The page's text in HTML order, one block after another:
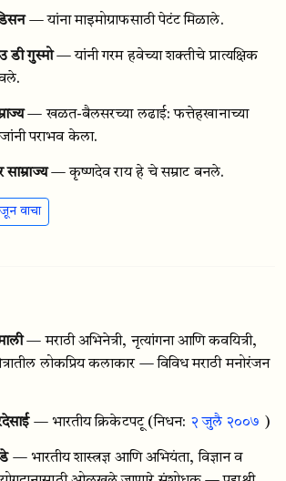
— यांना माइमोग्राफसाठी पेटंट मिळाले.
डी गुस्मो — यांनी गरम हवेच्या शक्तीचे प्रात्यक्षिक
— खळत-बैलसरच्या लढाई: फत्तेहखानाच्या
पराभव केला.
— कृष्णदेव राय हे चे सम्राट बनले.
वाचा
— मराठी अभिनेत्री, नृत्यांगना आणि कवयित्री,
लोकप्रिय कलाकार — विविध मराठी मनोरंजन
— भारतीय क्रिकेटपटू (निधन: २ जुलै २००७ )
— भारतीय शास्त्रज्ञ आणि अभियंता, विज्ञान व